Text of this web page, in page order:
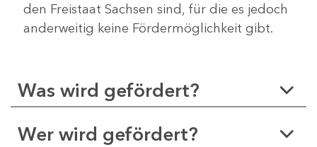
den Freistaat Sachsen sind, für die es jedoch
anderweitig keine Fördermöglichkeit gibt.
Was wird gefördert?
Wer wird gefördert?